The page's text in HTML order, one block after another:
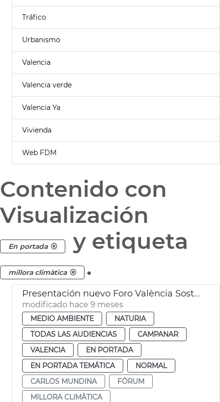
Tráfico
Urbanismo
Valencia
Valencia verde
Valencia Ya
Vivienda
Web FDM
Contenido con
Visualización
En portada y etiqueta
millora climàtica .
Presentación nuevo Foro València Sostenible
modificado hace 9 meses
MEDIO AMBIENTE
NATURIA
TODAS LAS AUDIENCIAS
CAMPANAR
VALENCIA
EN PORTADA
EN PORTADA TEMÁTICA
NORMAL
CARLOS MUNDINA
FÒRUM
MILLORA CLIMÀTICA